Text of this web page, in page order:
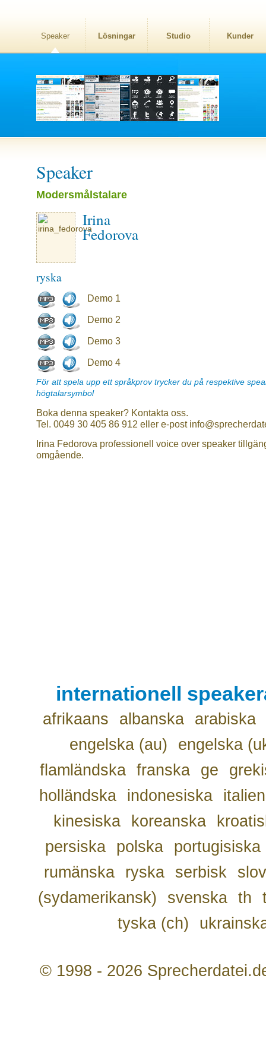
Speaker Lösningar Studio Kunder
Speaker
Modersmålstalare
Irina
Fedorova
ryska
Demo 1
Demo 2
Demo 3
Demo 4
För att spela upp ett språkprov trycker du på respektive
högtalarsymbol
Boka denna speaker? Kontakta oss.
Tel. 0049 30 405 86 912 eller e-post
Irina Fedorova professionell voice over speaker
omgående.
internationell
afrikaans albanska
arabiska
engelska (au)
engelska
flamländska franska ge
holländska
indonesiska
kinesiska
koreanska
persiska
polska
portugisiska
rumänska
ryska serbisk
(sydamerikansk)
svenska th
tyska (ch)
© 1998 - 2026